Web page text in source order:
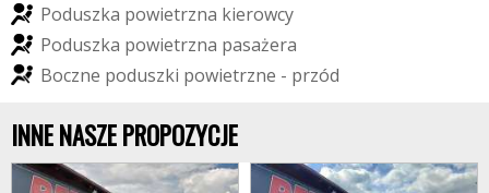
Poduszka powietrzna kierowcy
Poduszka powietrzna pasażera
Boczne poduszki powietrzne - przód
INNE NASZE PROPOZYCJE